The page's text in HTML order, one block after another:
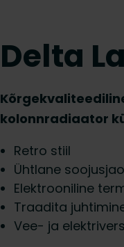
Delta
kolonnradiaator
Retro stiil
Ühtlane
Elektrooniline
Traadita
Vee- ja